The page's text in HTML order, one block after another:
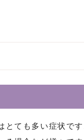
とても多い症状で